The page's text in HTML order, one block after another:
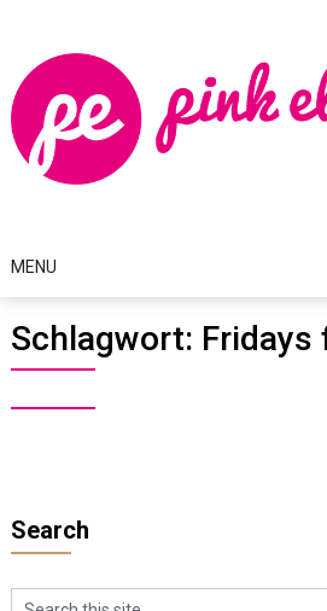
content
MENU
Schlagwort: Fridays
Search